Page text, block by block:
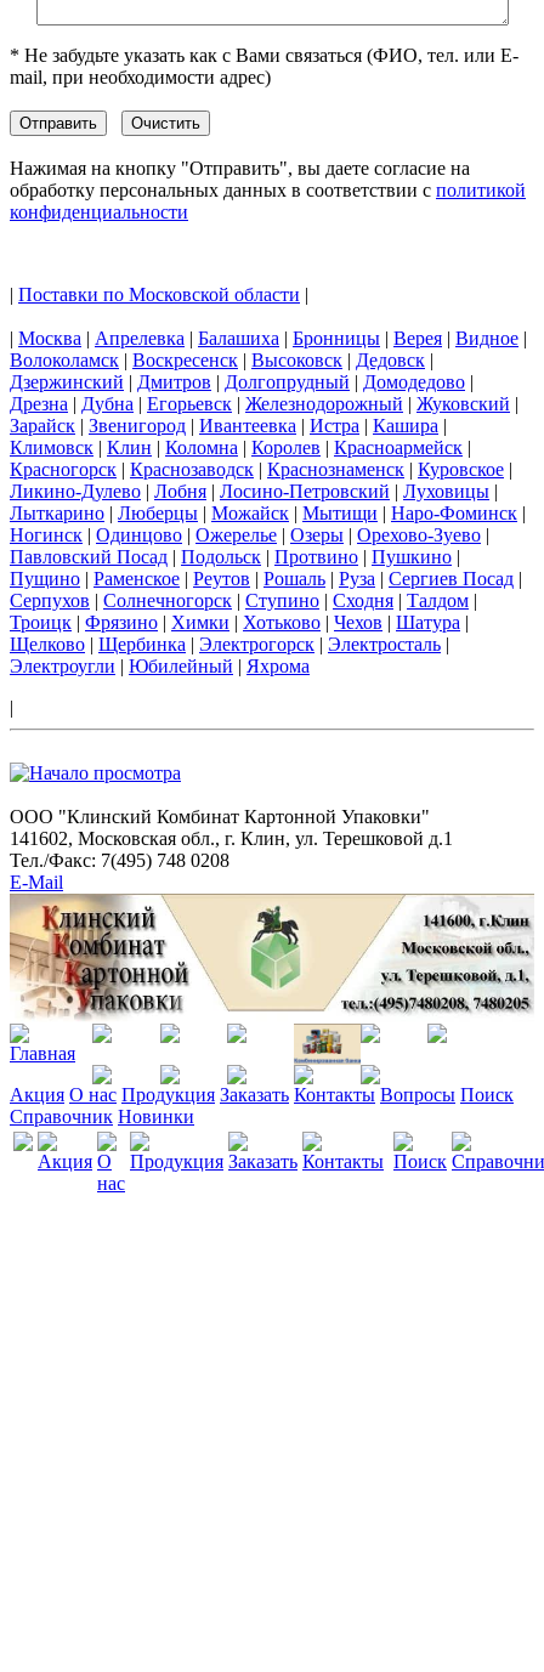
* Не забудьте указать как с Вами связаться (ФИО, тел. или E-
mail, при необходимости адрес)
Нажимая на кнопку "Отправить", вы даете согласие на
обработку персональных данных в соответствии с политикой
конфиденциальности
| Поставки по Московской области |
| Москва | Апрелевка | Балашиха | Бронницы | Верея | Видное |
Волоколамск | Воскресенск | Высоковск | Дедовск |
Дзержинский | Дмитров | Долгопрудный | Домодедово |
Дрезна | Дубна | Егорьевск | Железнодорожный | Жуковский |
Зарайск | Звенигород | Ивантеевка | Истра | Кашира |
Климовск | Клин | Коломна | Королев | Красноармейск |
Красногорск | Краснозаводск | Краснознаменск | Куровское |
Ликино-Дулево | Лобня | Лосино-Петровский | Луховицы |
Лыткарино | Люберцы | Можайск | Мытищи | Наро-Фоминск |
Ногинск | Одинцово | Ожерелье | Озеры | Орехово-Зуево |
Павловский Посад | Подольск | Протвино | Пушкино |
Пущино | Раменское | Реутов | Рошаль | Руза | Сергиев Посад |
Серпухов | Солнечногорск | Ступино | Сходня | Талдом |
Троицк | Фрязино | Химки | Хотьково | Чехов | Шатура |
Щелково | Щербинка | Электрогорск | Электросталь |
Электроугли | Юбилейный | Яхрома
|
ООО "Клинский Комбинат Картонной Упаковки"
141602, Московская обл., г. Клин, ул. Терешковой д.1
Тел./Факс: 7(495) 748 0208
E-Mail
Акция О нас Продукция Заказать Контакты Вопросы Поиск
Справочник Новинки